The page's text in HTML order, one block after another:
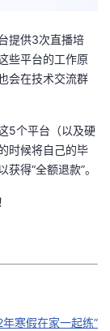
提供3次直播培
些平台的工作原
会在技术交流群
5个平台（以及硬
时候将自己的毕
得“全额退款”。
寒假在家一起练”